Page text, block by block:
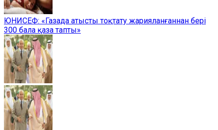
ЮНИСЕФ: «Газада атысты тоқтату жарияланғаннан бері
300 бала қаза тапты»